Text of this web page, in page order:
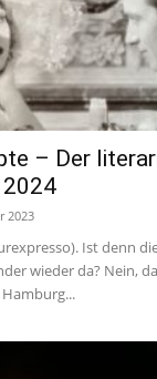
– Der
2024
2023
Ist denn
wieder da? Nein,